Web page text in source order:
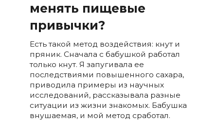
менять пищевые
привычки?
Есть такой метод воздействия: кнут и
пряник. Сначала с бабушкой работал
только кнут. Я запугивала ее
последствиями повышенного сахара,
приводила примеры из научных
исследований, рассказывала разные
ситуации из жизни знакомых. Бабушка
внушаемая, и мой метод сработал.